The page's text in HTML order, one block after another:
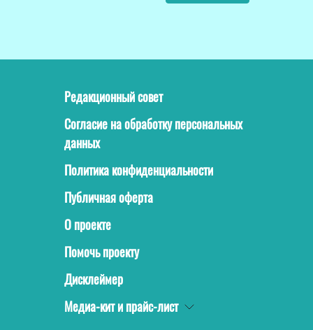
Редакционный совет
Согласие на обработку персональных
данных
Политика конфиденциальности
Публичная оферта
О проекте
Помочь проекту
Дисклеймер
Медиа-кит и прайс-лист